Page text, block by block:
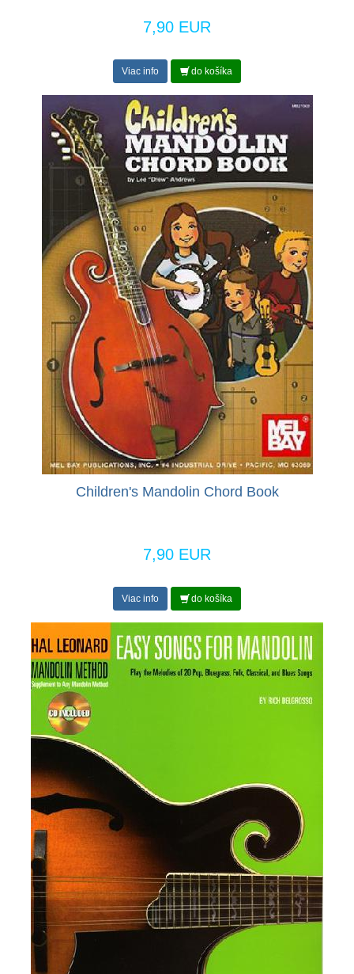
7,90 EUR
Viac info do košíka
Children's Mandolin Chord Book
7,90 EUR
Viac info do košíka